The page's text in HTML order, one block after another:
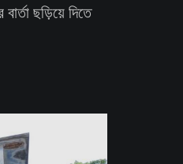
ছড়িয়ে দিতে